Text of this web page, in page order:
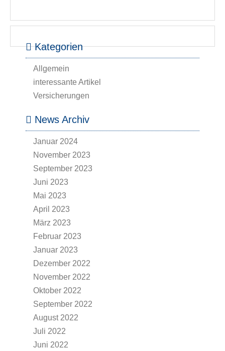
Kategorien
Allgemein
interessante Artikel
Versicherungen
News Archiv
Januar 2024
November 2023
September 2023
Juni 2023
Mai 2023
April 2023
März 2023
Februar 2023
Januar 2023
Dezember 2022
November 2022
Oktober 2022
September 2022
August 2022
Juli 2022
Juni 2022